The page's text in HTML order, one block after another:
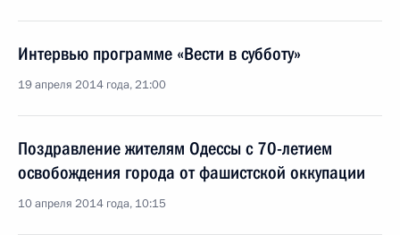
Интервью программе «Вести в субботу»
19 апреля 2014 года, 21:00
Поздравление жителям Одессы с 70-летием
освобождения города от фашистской оккупации
10 апреля 2014 года, 10:15